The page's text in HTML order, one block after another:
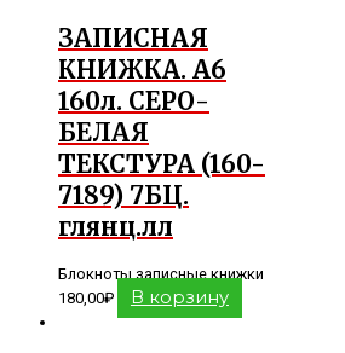
ЗАПИСНАЯ
КНИЖКА. А6
160л. СЕРО-
БЕЛАЯ
ТЕКСТУРА (160-
7189) 7БЦ.
глянц.лл
Блокноты записные книжки
180,00₽ В корзину